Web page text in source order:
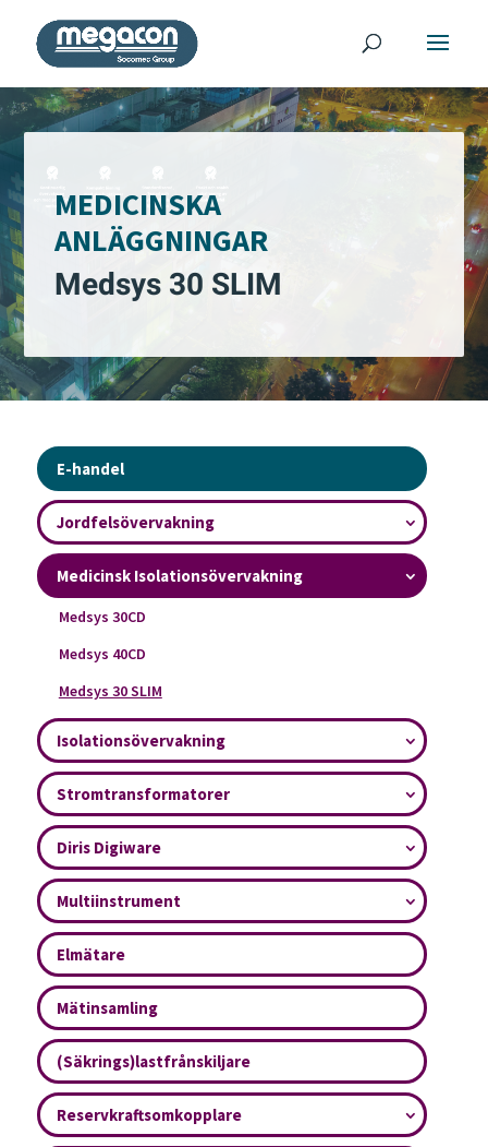
MEDICINSKA
ANLÄGGNINGAR
Medsys 30 SLIM
E-handel
Jordfelsövervakning
Medicinsk Isolationsövervakning
Medsys 30CD
Medsys 40CD
Medsys 30 SLIM
Isolationsövervakning
Stromtransformatorer
Diris Digiware
Multiinstrument
Elmätare
Mätinsamling
(Säkrings)lastfrånskiljare
Reservkraftsomkopplare